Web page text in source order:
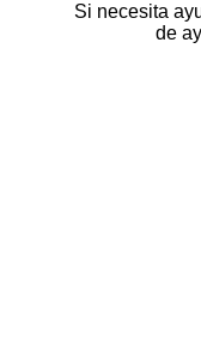
Si necesita
de